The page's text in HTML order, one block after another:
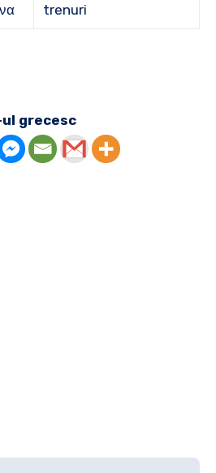
trenuri
grecesc